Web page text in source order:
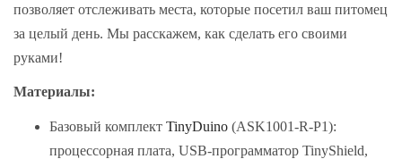
позволяет отслеживать места, которые посетил ваш питомец
за целый день. Мы расскажем, как сделать его своими
руками!
Материалы:
Базовый комплект TinyDuino (ASK1001-R-P1):
процессорная плата, USB-программатор TinyShield,